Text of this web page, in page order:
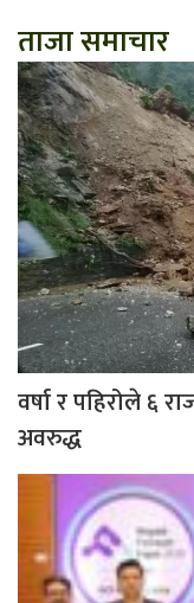
ताजा समाचार
वर्षा र पहिरोले ६
अवरुद्ध